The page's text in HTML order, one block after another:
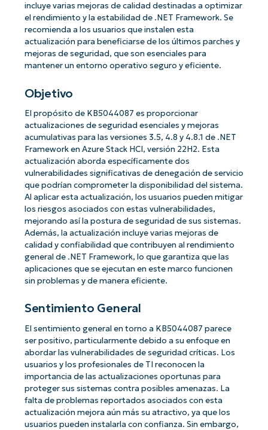
incluye varias mejoras de calidad destinadas a optimizar
el rendimiento y la estabilidad de .NET Framework. Se
recomienda a los usuarios que instalen esta
actualización para beneficiarse de los últimos parches y
mejoras de seguridad, que son esenciales para
mantener un entorno operativo seguro y eficiente.
Objetivo
El propósito de KB5044087 es proporcionar
actualizaciones de seguridad esenciales y mejoras
acumulativas para las versiones 3.5, 4.8 y 4.8.1 de .NET
Framework en Azure Stack HCI, versión 22H2. Esta
actualización aborda específicamente dos
vulnerabilidades significativas de denegación de servicio
que podrían comprometer la disponibilidad del sistema.
Al aplicar esta actualización, los usuarios pueden mitigar
los riesgos asociados con estas vulnerabilidades,
mejorando así la postura de seguridad de sus sistemas.
Además, la actualización incluye varias mejoras de
calidad y confiabilidad que contribuyen al rendimiento
general de .NET Framework, lo que garantiza que las
aplicaciones que se ejecutan en este marco funcionen
sin problemas y de manera eficiente.
Sentimiento General
El sentimiento general en torno a KB5044087 parece
ser positivo, particularmente debido a su enfoque en
abordar las vulnerabilidades de seguridad críticas. Los
usuarios y los profesionales de TI reconocen la
importancia de las actualizaciones oportunas para
proteger sus sistemas contra posibles amenazas. La
falta de problemas reportados asociados con esta
actualización mejora aún más su atractivo, ya que los
usuarios pueden instalarla con confianza. Sin embargo,